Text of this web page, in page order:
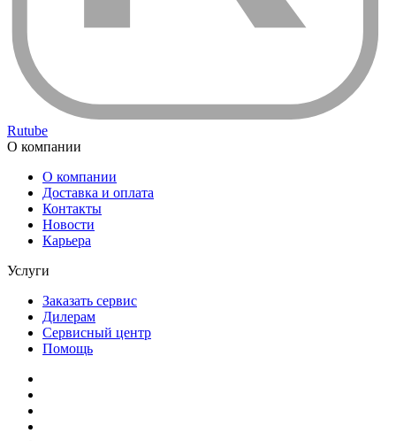
Rutube
О компании
О компании
Доставка и оплата
Контакты
Новости
Карьера
Услуги
Заказать сервис
Дилерам
Сервисный центр
Помощь